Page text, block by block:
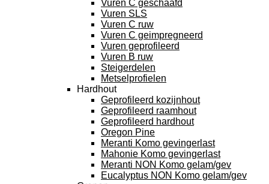
Vuren C geschaafd
Vuren SLS
Vuren C ruw
Vuren C geimpregneerd
Vuren geprofileerd
Vuren B ruw
Steigerdelen
Metselprofielen
Hardhout
Geprofileerd kozijnhout
Geprofileerd raamhout
Geprofileerd hardhout
Oregon Pine
Meranti Komo gevingerlast
Mahonie Komo gevingerlast
Meranti NON Komo gelam/gev
Eucalyptus NON Komo gelam/gev